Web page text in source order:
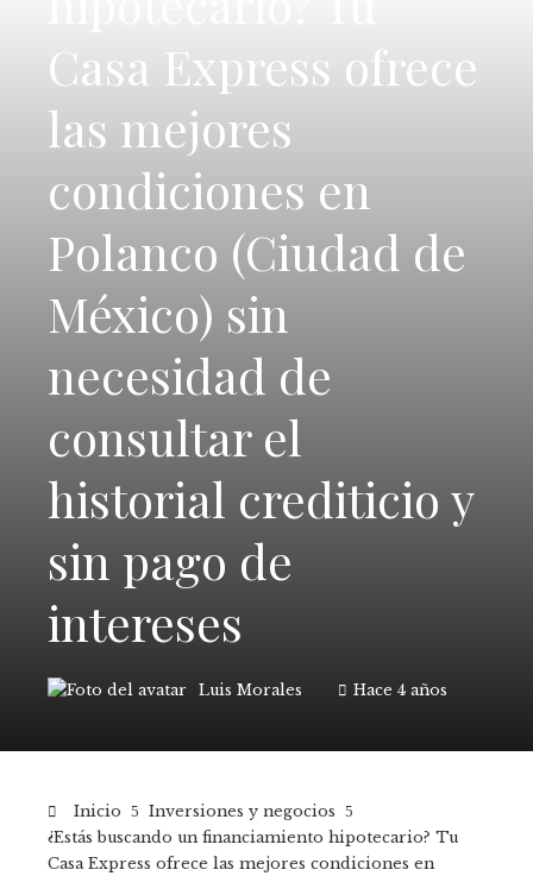
Casa Express ofrece
las mejores
condiciones en
Polanco (Ciudad de
México) sin
necesidad de
consultar el
historial crediticio y
sin pago de
intereses
Luis Morales Hace 4 años
Inicio
Inversiones y negocios
¿Estás buscando un financiamiento hipotecario? Tu
Casa Express ofrece las mejores condiciones en